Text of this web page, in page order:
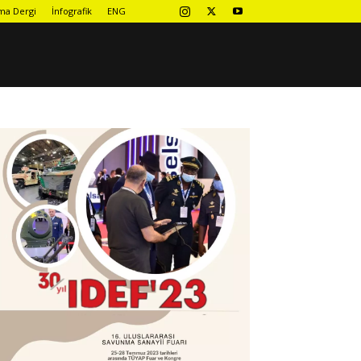
Dergi İnfografik ENG